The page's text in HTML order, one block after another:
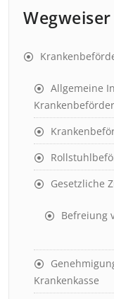
Allgemeine
Gesetzliche
Befreiung
Krankenkasse